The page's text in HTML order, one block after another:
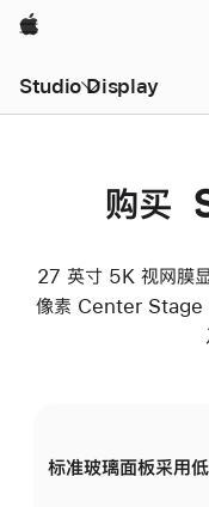
Apple
Studio Display
购买
27 英寸 5K 视网膜
像素 Center Stage
标准玻璃面板采用